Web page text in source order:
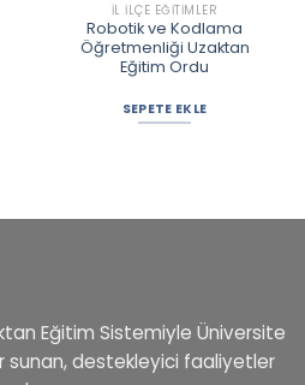
İL İLÇE EĞITIMLER
Robotik ve Kodlama
Öğretmenliği Uzaktan
Eğitim Ordu
SEPETE EKLE
Eğitim Sistemiyle Üniversite
sunan, destekleyici faaliyetler